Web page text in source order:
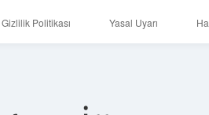
Gizlilik Politikası Yasal Uyarı